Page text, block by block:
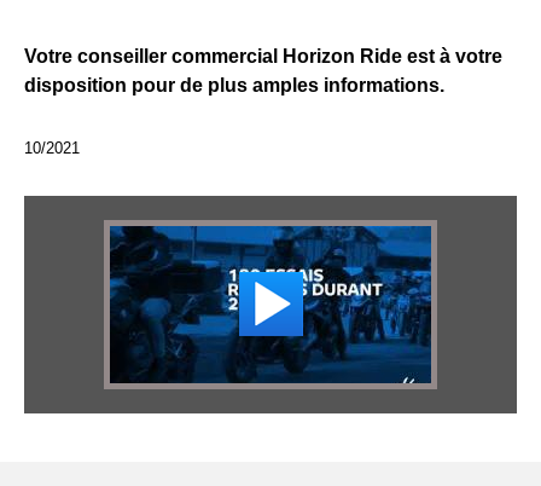
Votre conseiller commercial Horizon Ride est à votre
disposition pour de plus amples informations.
10/2021